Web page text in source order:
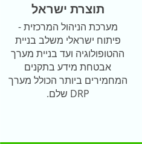
תוצרת ישראל
מערכת הניהול המרכזית -
פיתוח ישראלי משלב בניית
ההטופולוגיה ועד בניית מערך
אבטחת מידע בתקנים
המחמירים ביותר הכולל מערך
DRP שלם.